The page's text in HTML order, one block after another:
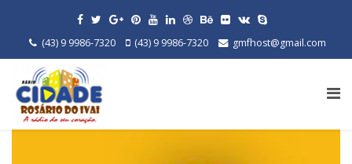
(43) 9 9986-7320 (43) 9 9986-7320 gmfhost@gmail.com